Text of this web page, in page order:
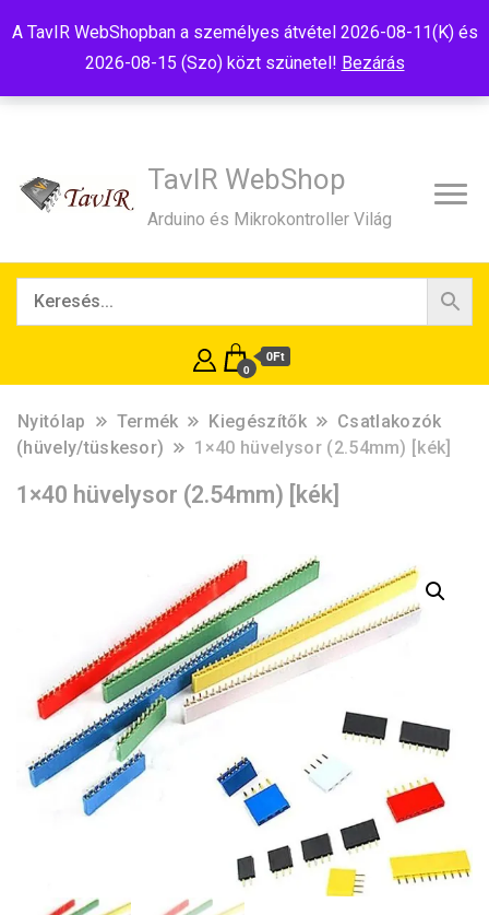
A TavIR WebShopban a személyes átvétel 2026-08-11(K) és
2026-08-15 (Szo) közt szünetel! Bezárás
TavIR WebShop
Arduino és Mikrokontroller Világ
0
0Ft
Nyitólap Termék Kiegészítők
Csatlakozók
(hüvely/tüskesor)
1×40 hüvelysor (2.54mm) [kék]
1×40 hüvelysor (2.54mm) [kék]